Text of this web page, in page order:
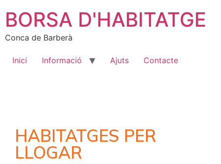
BORSA D'HABITATGE
Conca de Barberà
Inici Informació Ajuts Contacte
HABITATGES PER
LLOGAR